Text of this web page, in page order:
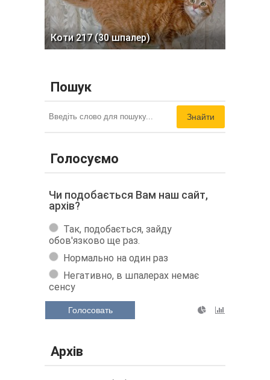
Коти 217 (30 шпалер)
Пошук
Знайти
Голосуємо
Чи подобається Вам наш сайт,
архів?
Так, подобається, зайду
обов'язково ще раз.
Нормально на один раз
Негативно, в шпалерах немає
сенсу
Голосовать
Архів